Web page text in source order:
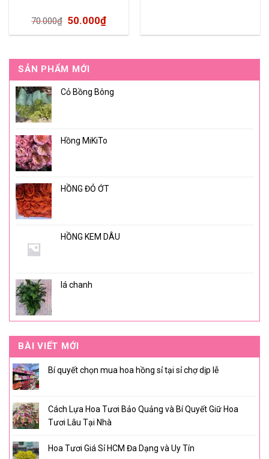
SẢN PHẨM MỚI
Cỏ Bồng Bông
Hồng MiKiTo
HỒNG ĐỎ ỚT
HỒNG KEM DÂU
lá chanh
BÀI VIẾT MỚI
Bí quyết chọn mua hoa hồng sỉ tại sỉ chợ dịp lễ
Cách Lựa Hoa Tươi Bảo Quảng và Bí Quyết Giữ Hoa
Tươi Lâu Tại Nhà
Hoa Tươi Giá Sỉ HCM Đa Dạng và Uy Tín
70.000₫ 50.000₫